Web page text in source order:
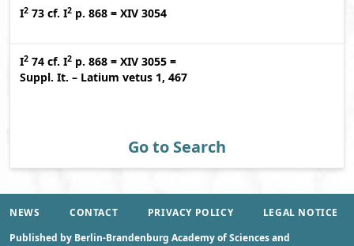
I2 73 cf. I2 p. 868 = XIV 3054
I2 74 cf. I2 p. 868 = XIV 3055 =
Suppl. It. – Latium vetus 1, 467
Go to Search
NEWS CONTACT PRIVACY POLICY
LEGAL NOTICE
Published by Berlin-Brandenburg Academy of Sciences and